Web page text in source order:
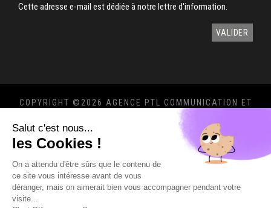
Cette adresse e-mail est dédiée à notre lettre d'information.
COPYRIGHT © 2026 AGENCE PTL COMMUNICATION ET
MENTIONS LÉGALES
POLITIQUE DE
CONFIDENTIALITÉ
Salut c'est nous...
les Cookies !
On a attendu d'être sûrs que le contenu de
ce site vous intéresse avant de vous
déranger, mais on aimerait bien vous accompagner pendant votre
visite...